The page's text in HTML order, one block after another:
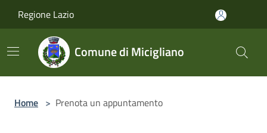
Regione Lazio
Comune di Micigliano
Home > Prenota un appuntamento